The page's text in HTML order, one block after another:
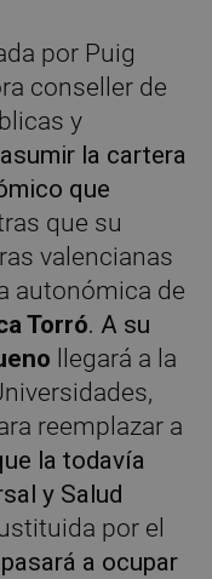
por Puig
conseller de
y
la cartera
que
que su
valencianas
autonómica de
Torró. A su
llegará a la
reemplazar a
la todavía
y Salud
por el
a ocupar